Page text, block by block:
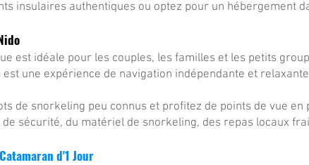
insulaires authentiques ou optez pour un hébergement
est idéale pour les couples, les familles et les petits
une expérience de navigation indépendante et
de snorkeling peu connus et profitez de points de vue
sécurité, du matériel de snorkeling, des repas locaux
d'1 Jour